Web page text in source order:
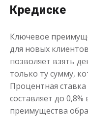
Переведём
Кредиске
Ключевое
для новых
позволяет взять
только ту сумму,
Процентная
составляет до
преимущества